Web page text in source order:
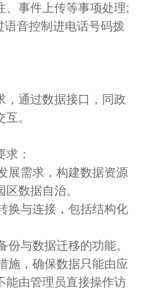
、事件上传等事项处理;
音控制进电话号码拨
通过数据接口，同政
。
：
需求，构建数据资源
数据自治。
与连接，包括结构化
与数据迁移的功能。
，确保数据只能由应
能由管理员直接操作访